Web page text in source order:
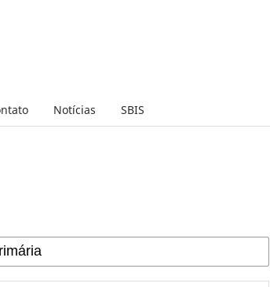
Notícias SBIS